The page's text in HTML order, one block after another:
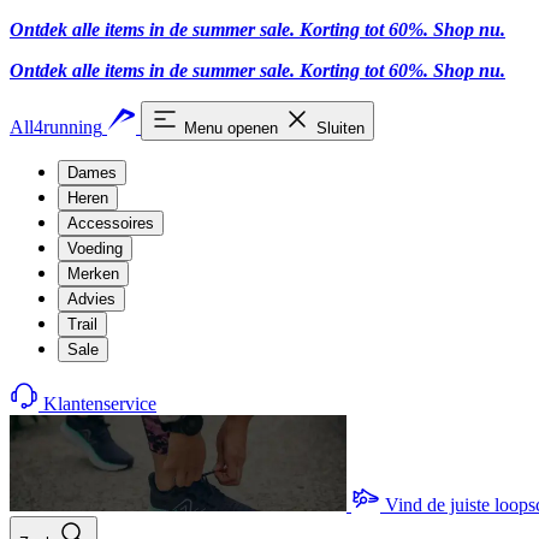
Ontdek alle items in de summer sale. Korting tot 60%. Shop nu.
Ontdek alle items in de summer sale. Korting tot 60%. Shop nu.
All4running Menu openen Sluiten
Dames
Heren
Accessoires
Voeding
Merken
Advies
Trail
Sale
Klantenservice
Vind de juiste